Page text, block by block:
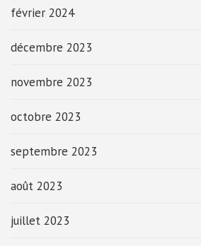
février 2024
décembre 2023
novembre 2023
octobre 2023
septembre 2023
août 2023
juillet 2023